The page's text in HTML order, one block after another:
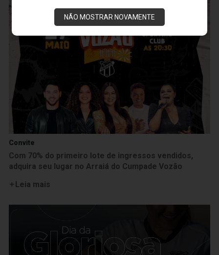
NÃO MOSTRAR NOVAMENTE
Convite
Com 70% do primeiro lote de ingressos vendidos,
adquira seu lugar no Arraiá do Cumpade Vozão
Leia mais